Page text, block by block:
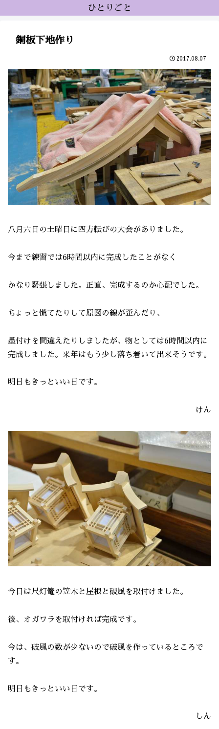
ひとりごと
銅板下地作り
2017.08.07
八月六日の土曜日に四方転びの大会がありました。
今まで練習では6時間以内に完成したことがなく
かなり緊張しました。正直、完成するのか心配でした。
ちょっと慌てたりして原図の線が歪んだり、
墨付けを間違えたりしましたが、物としては6時間以内に
完成しました。来年はもう少し落ち着いて出来そうです。
明日もきっといい日です。
けん
今日は尺灯篭の笠木と屋根と破風を取付けました。
後、オガワラを取付ければ完成です。
今は、破風の数が少ないので破風を作っているところで
す。
明日もきっといい日です。
しん